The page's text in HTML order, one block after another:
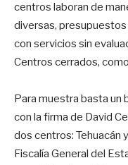
centros laboran de
diversas,
con servicios sin
Centros cerrados,
Para muestra basta un
con la firma de David
dos centros: Tehuacán
Fiscalía General del